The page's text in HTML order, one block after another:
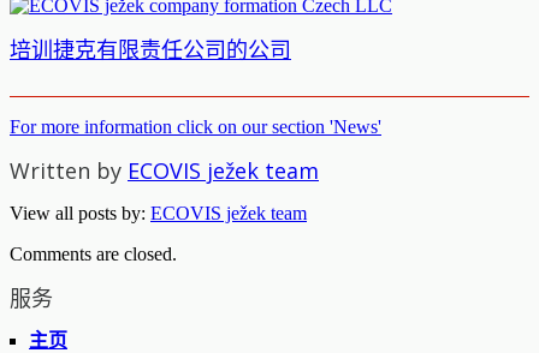
培训捷克有限责任公司的公司
For more information click on our section 'News'
Written by ECOVIS ježek team
View all posts by: ECOVIS ježek team
Comments are closed.
服务
主页